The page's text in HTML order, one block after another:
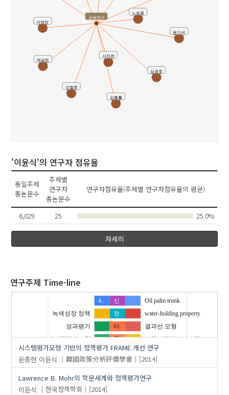
김흥률
노승용
서영빈
서진완
오철호
윤기석
제갈돈
심광호
공동연구
'이윤식'의 연구자 점유율
동일주제
총논문수
주제별
연구자
총논문수
연구자점유율(주제별 연구자점유율의 평균)
6,029 25 25.0%
자세히
연구주제 Time-line
4..
Oil palm trunk
water-holding property
결과선 모형
녹색성장 정책
사회보장정보시스템
성과평가
시스템평가모형
신.
정책평가
정.
준실험 설계
타.
통.
평가모형
프로그램 이론
하위목적평가설계
학.
행복e음
의 발표논문(20)
시스템평가모형 기반의 정책평가 FRAME 개선 연구
윤종현 이윤식 韓國政策分析評價學會
[2014]
Lawrence B. Mohr의 학문세계와 정책평가연구
이윤식
한국정책학회
[2014]